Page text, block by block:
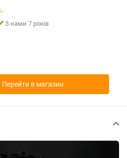
З нами 7 років
Перейти в магазин